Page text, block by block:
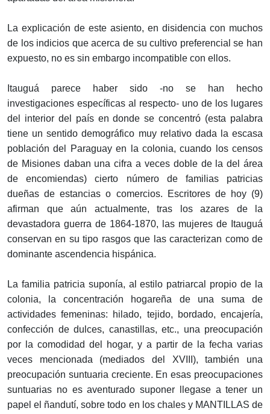
La explicación de este asiento, en disidencia con muchos
de los indicios que acerca de su cultivo preferencial se han
expuesto, no es sin embargo incompatible con ellos.
Itauguá parece haber sido -no se han hecho
investigaciones específicas al respecto- uno de los lugares
del interior del país en donde se concentró (esta palabra
tiene un sentido demográfico muy relativo dada la escasa
población del Paraguay en la colonia, cuando los censos
de Misiones daban una cifra a veces doble de la del área
de encomiendas) cierto número de familias patricias
dueñas de estancias o comercios. Escritores de hoy (9)
afirman que aún actualmente, tras los azares de la
devastadora guerra de 1864-1870, las mujeres de Itauguá
conservan en su tipo rasgos que las caracterizan como de
dominante ascendencia hispánica.
La familia patricia suponía, al estilo patriarcal propio de la
colonia, la concentración hogareña de una suma de
actividades femeninas: hilado, tejido, bordado, encajería,
confección de dulces, canastillas, etc., una preocupación
por la comodidad del hogar, y a partir de la fecha varias
veces mencionada (mediados del XVIII), también una
preocupación suntuaria creciente. En esas preocupaciones
suntuarias no es aventurado suponer llegase a tener un
papel el ñandutí, sobre todo en los chales y MANTILLAS de